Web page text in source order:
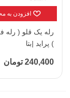
افزودن به
رله یک قلو ( رله
) پراید |بتا
240,400 تومان